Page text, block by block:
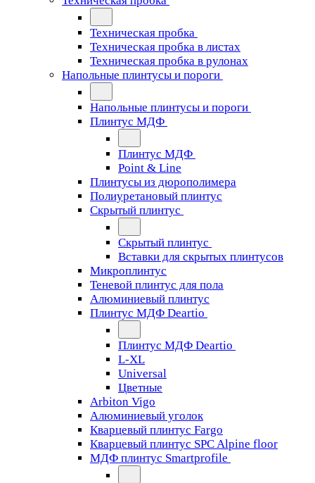
Техническая пробка
Техническая пробка в листах
Техническая пробка в рулонах
Напольные плинтусы и пороги
Напольные плинтусы и пороги
Плинтус МДФ
Плинтус МДФ
Point & Line
Плинтусы из дюрополимера
Полиуретановый плинтус
Скрытый плинтус
Скрытый плинтус
Вставки для скрытых плинтусов
Микроплинтус
Теневой плинтус для пола
Алюминиевый плинтус
Плинтус МДФ Deartio
Плинтус МДФ Deartio
L-XL
Universal
Цветные
Arbiton Vigo
Алюминиевый уголок
Кварцевый плинтус Fargo
Кварцевый плинтус SPC Alpine floor
МДФ плинтус Smartprofile